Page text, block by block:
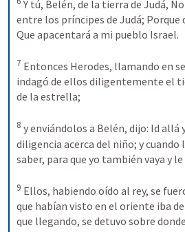
Y tú, Belén, de la tierra de Judá,
entre los príncipes de Judá; Porque
Que apacentará a mi pueblo Israel.
7 Entonces Herodes, llamando en
indagó de ellos diligentemente el
de la estrella;
8 y enviándolos a Belén, dijo: Id allá
diligencia acerca del niño; y
saber, para que yo también vaya y le
9 Ellos, habiendo oído al rey, se
que habían visto en el oriente iba
que llegando, se detuvo sobre